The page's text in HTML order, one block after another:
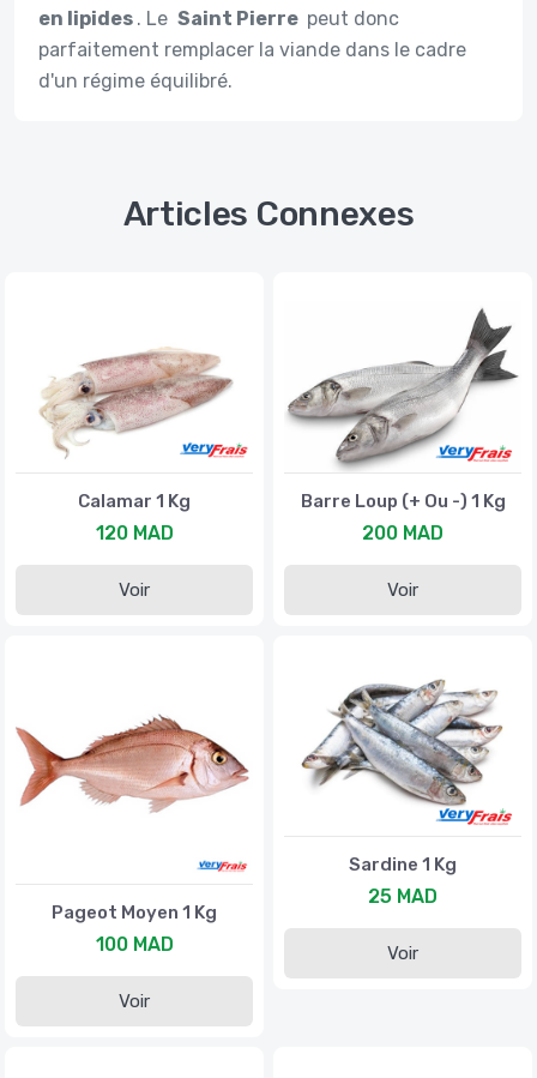
en lipides . Le Saint Pierre peut donc
parfaitement remplacer la viande dans le cadre
d'un régime équilibré.
Articles Connexes
Calamar 1 Kg
120 MAD
Voir
Barre Loup (+ Ou -) 1 Kg
200 MAD
Voir
Pageot Moyen 1 Kg
100 MAD
Voir
Sardine 1 Kg
25 MAD
Voir